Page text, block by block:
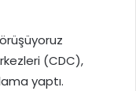
(CDC),
yaptı.